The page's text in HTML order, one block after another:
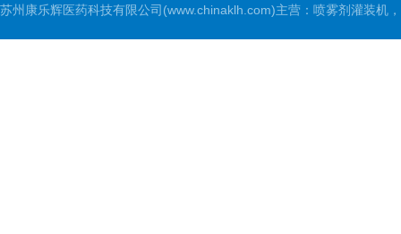
苏州康乐辉医药科技有限公司(www.chinaklh.com)主营：喷雾剂灌装机